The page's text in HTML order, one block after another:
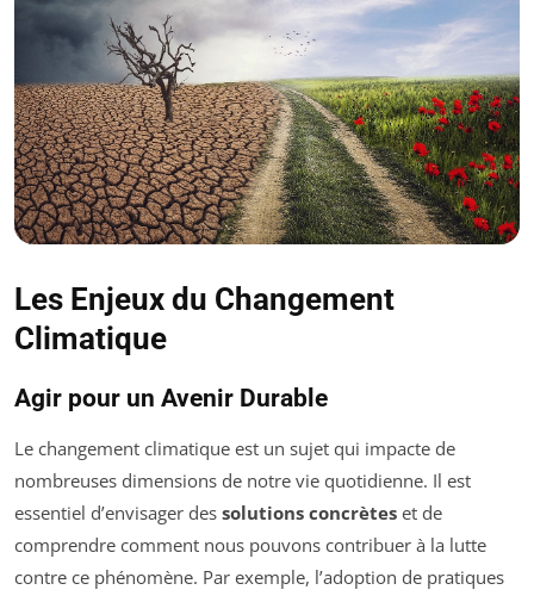
Les Enjeux du Changement
Climatique
Agir pour un Avenir Durable
Le changement climatique est un sujet qui impacte de
nombreuses dimensions de notre vie quotidienne. Il est
essentiel d’envisager des solutions concrètes et de
comprendre comment nous pouvons contribuer à la lutte
contre ce phénomène. Par exemple, l’adoption de pratiques